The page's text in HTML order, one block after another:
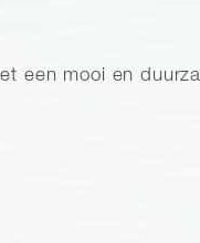
een mooi en